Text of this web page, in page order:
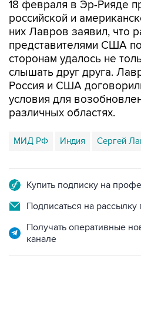
них Лавров заявил, что
представителями США
сторонам удалось не
слышать друг друга.
Россия и США
условия для
различных областях.
МИД РФ Индия Сергей
Подписаться на рассылку
Получать оперативные